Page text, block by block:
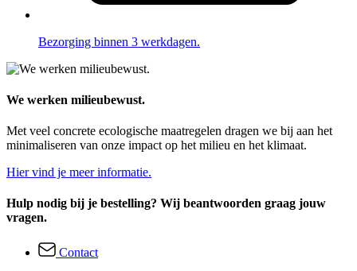
Bezorging binnen 3 werkdagen.
We werken milieubewust.
Met veel concrete ecologische maatregelen dragen we bij aan het
minimaliseren van onze impact op het milieu en het klimaat.
Hier vind je meer informatie.
Hulp nodig bij je bestelling? Wij beantwoorden graag jouw
vragen.
Contact